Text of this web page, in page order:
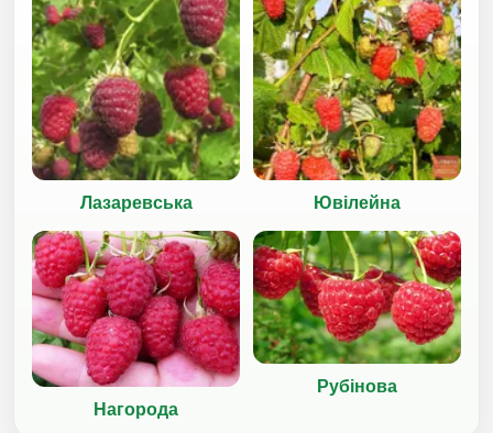
Лазаревська Ювілейна
Нагорода
Рубінова